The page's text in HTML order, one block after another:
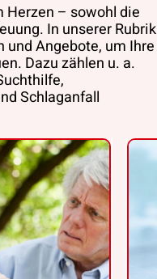
Herzen – sowohl die
In unserer Rubrik
Angebote, um Ihre
Dazu zählen u. a.
Schlaganfall